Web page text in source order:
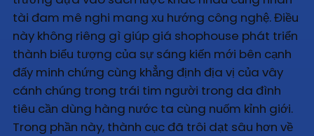
tài đam mê nghi mang xu hướng công nghệ. Điều
này không riêng gì giúp giá shophouse phát triển
thành biểu tượng của sự sáng kiến mới bên cạnh
đấy minh chứng cùng khẳng định địa vị của vây
cánh chúng trong trái tim người trong da đình
tiêu cần dùng hàng nước ta cùng nuốm kỉnh giới.
Trong phần này, thành cục đã trôi dạt sâu hơn về